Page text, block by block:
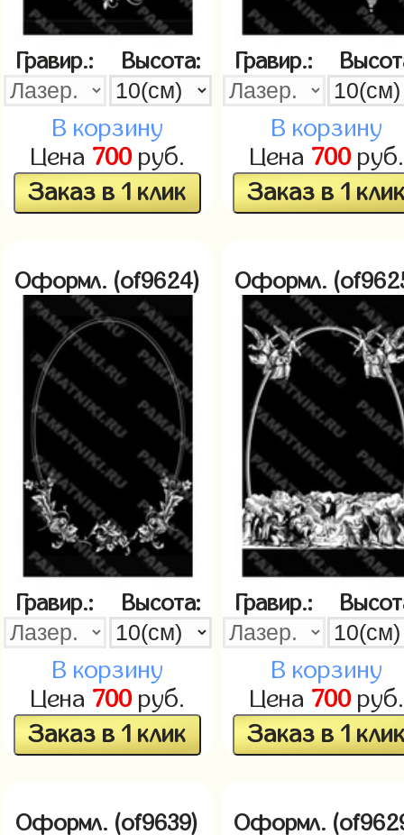
Гравир.: Высота:
В корзину
Цена 700руб.
Заказ в 1 клик
Гравир.:
В корзину
Цена 700руб.
Заказ в 1
Оформл. (of9624)
Гравир.: Высота:
В корзину
Цена 700руб.
Заказ в 1 клик
Оформл.
Гравир.:
В корзину
Цена 700руб.
Заказ в 1
Оформл. (of9639) Оформл.